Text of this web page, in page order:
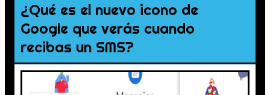
¿Qué es el nuevo icono de
Google que verás cuando
recibas un SMS?